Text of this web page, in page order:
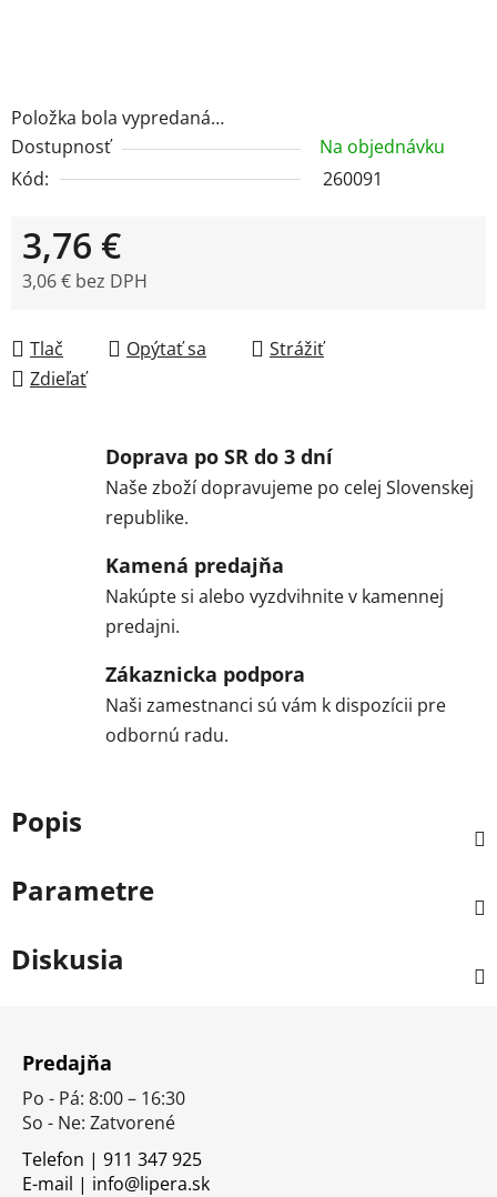
Položka bola vypredaná…
Dostupnosť
Na objednávku
Kód:
260091
3,76 €
3,06 € bez DPH
Tlač
Opýtať sa
Strážiť
Zdieľať
Doprava po SR do 3 dní
Naše zboží dopravujeme po celej Slovenskej
republike.
Kamená predajňa
Nakúpte si alebo vyzdvihnite v kamennej
predajni.
Zákaznicka podpora
Naši zamestnanci sú vám k dispozícii pre
odbornú radu.
Popis
Parametre
Diskusia
Predajňa
Po - Pá: 8:00 – 16:30
So - Ne: Zatvorené
Telefon | 911 347 925
E-mail | info@lipera.sk